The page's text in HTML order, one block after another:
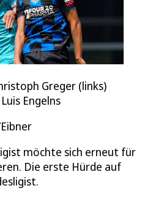
Greger (links)
Engelns
möchte sich erneut für
Die erste Hürde auf